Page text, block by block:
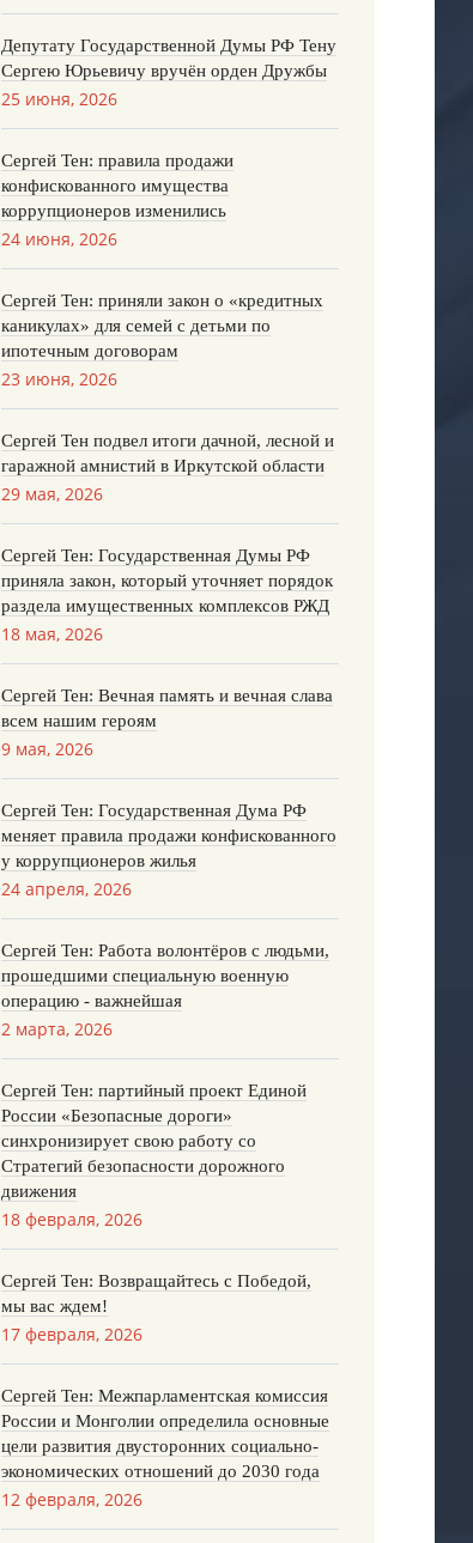
Депутату Государственной Думы РФ Тену
Сергею Юрьевичу вручён орден Дружбы
25 июня, 2026
Сергей Тен: правила продажи
конфискованного имущества
коррупционеров изменились
24 июня, 2026
Сергей Тен: приняли закон о «кредитных
каникулах» для семей с детьми по
ипотечным договорам
23 июня, 2026
Сергей Тен подвел итоги дачной, лесной и
гаражной амнистий в Иркутской области
29 мая, 2026
Сергей Тен: Государственная Думы РФ
приняла закон, который уточняет порядок
раздела имущественных комплексов РЖД
18 мая, 2026
Сергей Тен: Вечная память и вечная слава
всем нашим героям
9 мая, 2026
Сергей Тен: Государственная Дума РФ
меняет правила продажи конфискованного
у коррупционеров жилья
24 апреля, 2026
Сергей Тен: Работа волонтёров с людьми,
прошедшими специальную военную
операцию - важнейшая
2 марта, 2026
Сергей Тен: партийный проект Единой
России «Безопасные дороги»
синхронизирует свою работу со
Стратегий безопасности дорожного
движения
18 февраля, 2026
Сергей Тен: Возвращайтесь с Победой,
мы вас ждем!
17 февраля, 2026
Сергей Тен: Межпарламентская комиссия
России и Монголии определила основные
цели развития двусторонних социально-
экономических отношений до 2030 года
12 февраля, 2026